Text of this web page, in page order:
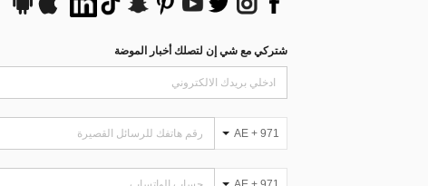
شتركي مع شي إن لتصلك أخبار الموضة
AE + 971